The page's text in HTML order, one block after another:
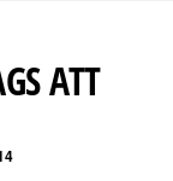
ATT